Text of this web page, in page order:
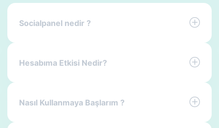
Socialpanel nedir ?
Hesabıma Etkisi Nedir?
Nasıl Kullanmaya Başlarım ?